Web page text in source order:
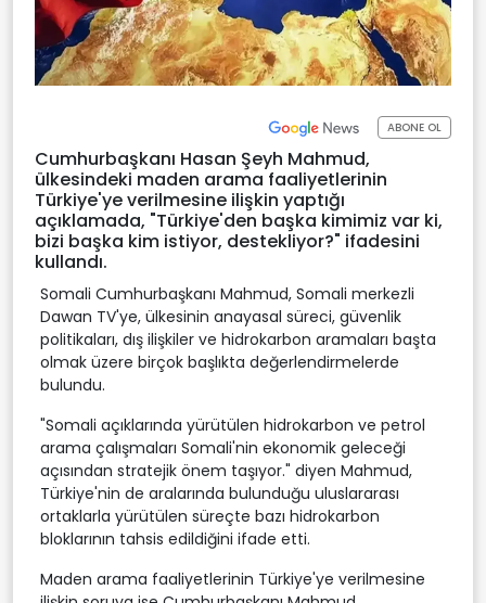
ABONE OL
Cumhurbaşkanı Hasan Şeyh Mahmud,
ülkesindeki maden arama faaliyetlerinin
Türkiye'ye verilmesine ilişkin yaptığı
açıklamada, "Türkiye'den başka kimimiz var ki,
bizi başka kim istiyor, destekliyor?" ifadesini
kullandı.
Somali Cumhurbaşkanı Mahmud, Somali merkezli
Dawan TV'ye, ülkesinin anayasal süreci, güvenlik
politikaları, dış ilişkiler ve hidrokarbon aramaları başta
olmak üzere birçok başlıkta değerlendirmelerde
bulundu.
"Somali açıklarında yürütülen hidrokarbon ve petrol
arama çalışmaları Somali'nin ekonomik geleceği
açısından stratejik önem taşıyor." diyen Mahmud,
Türkiye'nin de aralarında bulunduğu uluslararası
ortaklarla yürütülen süreçte bazı hidrokarbon
bloklarının tahsis edildiğini ifade etti.
Maden arama faaliyetlerinin Türkiye'ye verilmesine